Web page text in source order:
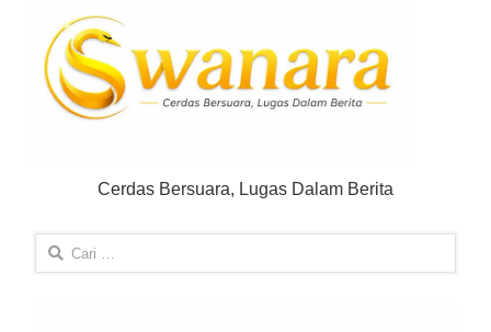
Cerdas Bersuara, Lugas Dalam Berita
Cari